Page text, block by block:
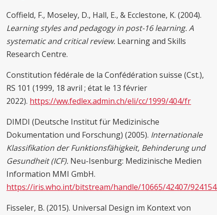
Coffield, F., Moseley, D., Hall, E., & Ecclestone, K. (2004).
Learning styles and pedagogy in post-16 learning. A
systematic and critical review. Learning and Skills
Research Centre.
Constitution fédérale de la Confédération suisse (Cst.),
RS 101 (1999, 18 avril ; état le 13 février
2022). https://ww.fedlex.admin.ch/eli/cc/1999/404/fr
DIMDI (Deutsche Institut für Medizinische
Dokumentation und Forschung) (2005). Internationale
Klassifikation der Funktionsfähigkeit, Behinderung und
Gesundheit (ICF). Neu-Isenburg: Medizinische Medien
Information MMI GmbH.
https://iris.who.int/bitstream/handle/10665/42407/
Fisseler, B. (2015). Universal Design im Kontext von